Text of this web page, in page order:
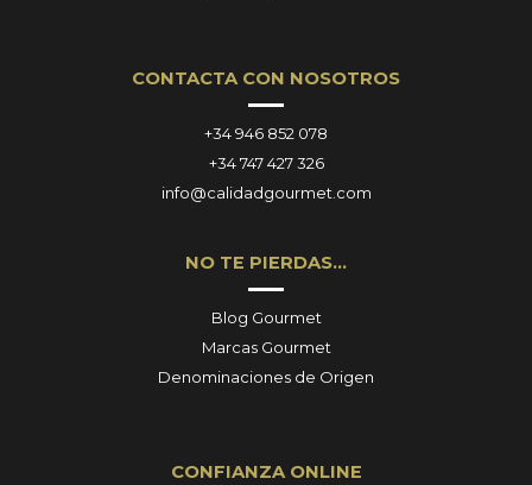
CONTACTA CON NOSOTROS
+34 946 852 078
+34 747 427 326
info@calidadgourmet.com
NO TE PIERDAS…
Blog Gourmet
Marcas Gourmet
Denominaciones de Origen
CONFIANZA ONLINE